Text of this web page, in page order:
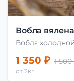
Вобла
Вобла
1 350 ₽ 1 500
от 2кг